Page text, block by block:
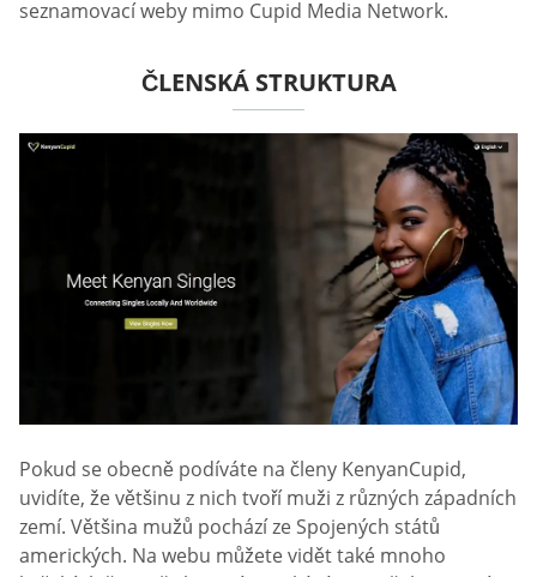
seznamovací weby mimo Cupid Media Network.
ČLENSKÁ STRUKTURA
Pokud se obecně podíváte na členy KenyanCupid,
uvidíte, že většinu z nich tvoří muži z různých západních
zemí. Většina mužů pochází ze Spojených států
amerických. Na webu můžete vidět také mnoho